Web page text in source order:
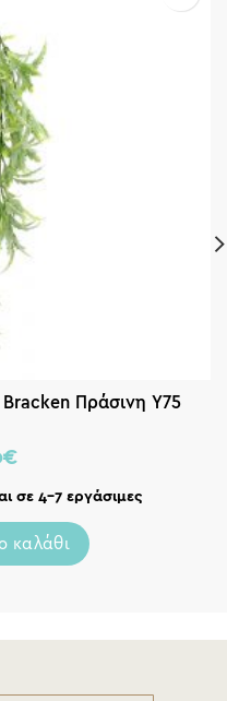
Πράσινη Υ75
€
σε 4-7 εργάσιμες
καλάθι